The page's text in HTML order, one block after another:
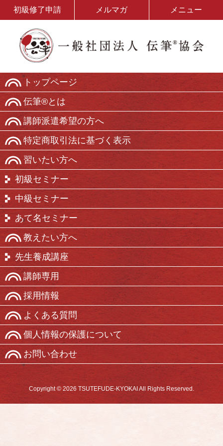
初級修了申請 メルマガ メニュー
トップページ
伝筆®とは
講師派遣希望の方へ
特定商取引法に基づく表示
習いたい方へ
初級セミナー
中級セミナー
あて名セミナー
教えたい方へ
先生養成講座
講師専用
採用情報
よくある質問
個人情報の保護について
お問い合わせ
Copyright © 2026 TSUTEFUDE-KYOKAI All Rights Reserved.